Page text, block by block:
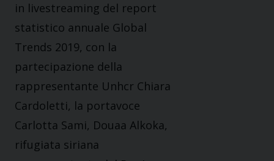
in livestreaming del report
statistico annuale Global
Trends 2019, con la
partecipazione della
rappresentante Unhcr Chiara
Cardoletti, la portavoce
Carlotta Sami, Douaa Alkoka,
rifugiata siriana